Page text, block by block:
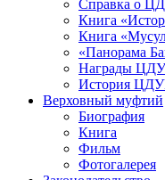
Справка о
Книга
Книга
«Панорама
Награды
История
Верховный муфтий
Биография
Книга
Фильм
Фотогалерея